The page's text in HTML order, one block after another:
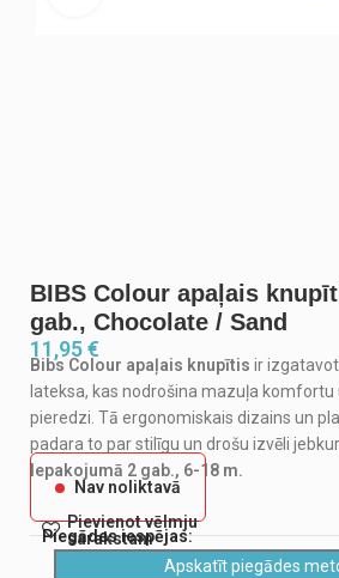
BIBS Colour apaļais
gab., Chocolate / Sand
11,95€
Bibs Colour apaļais knupītis ir
lateksa, kas nodrošina mazuļa komfortu
pieredzi. Tā ergonomiskais dizains un
padara to par stilīgu un drošu izvēli
Iepakojumā 2 gab., 6-18 m.
Nav noliktavā
Pievienot vēlmju
sarakstam
Piegādes iespējas:
Apskatīt piegādes